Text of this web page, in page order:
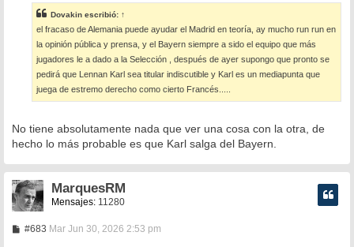
s
a
j
e
Dovakin escribió: ↑
el fracaso de Alemania puede ayudar el Madrid en teoría, ay mucho run run en
la opinión pública y prensa, y el Bayern siempre a sido el equipo que más
jugadores le a dado a la Selección , después de ayer supongo que pronto se
pedirá que Lennan Karl sea titular indiscutible y Karl es un mediapunta que
juega de estremo derecho como cierto Francés.....
No tiene absolutamente nada que ver una cosa con la otra, de
hecho lo más probable es que Karl salga del Bayern.
MarquesRM
Mensajes: 11280
#683MMar Jun 30, 2026 2:53 pm